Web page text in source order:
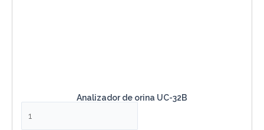
Analizador de orina UC-32B